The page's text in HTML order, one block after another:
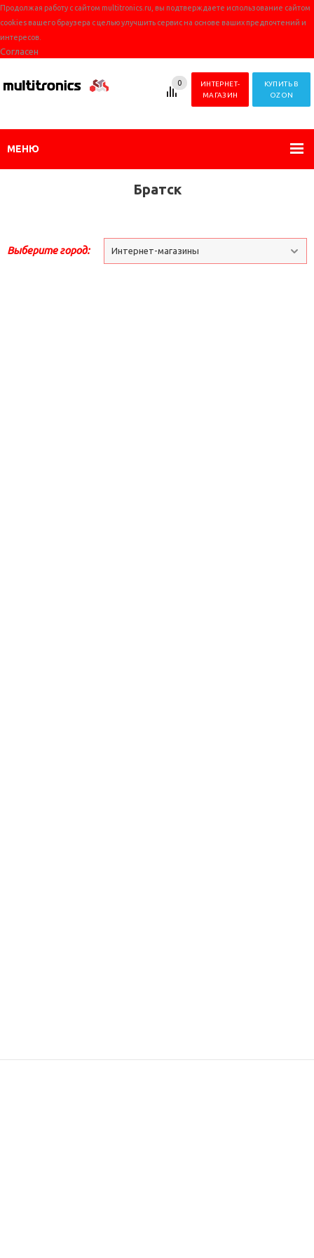
Продолжая работу с сайтом multitronics.ru, вы подтверждаете использование сайтом
cookies вашего браузера с целью улучшить сервис на основе ваших предпочтений и
интересов.
Согласен
КУПИТЬ В
OZON
ИНТЕРНЕТ-
МАГАЗИН
0
МЕНЮ
Братск
Выберите город: Интернет-магазины